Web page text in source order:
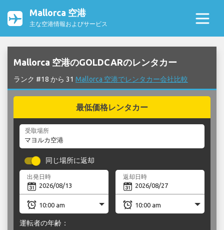
Mallorca 空港
主な空港情報およびサービス
Mallorca 空港のGOLDCARのレンタカー
ランク #18 から 31 Mallorca 空港でレンタカー会社比較
最低価格レンタカー
受取場所
同じ場所に返却
出発日時 返却日時
運転者の年齢：